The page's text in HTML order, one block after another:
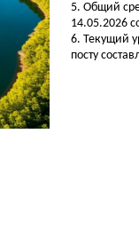
5. Общий
14.05.2026
6. Текущий
посту